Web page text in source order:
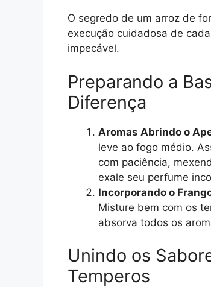
O segredo de um arroz de
execução cuidadosa de
impecável.
Preparando a
Diferença
Aromas Abrindo o
leve ao fogo médio.
com paciência,
exale seu perfume
Incorporando o
Misture bem com os
absorva todos os
Unindo os
Temperos